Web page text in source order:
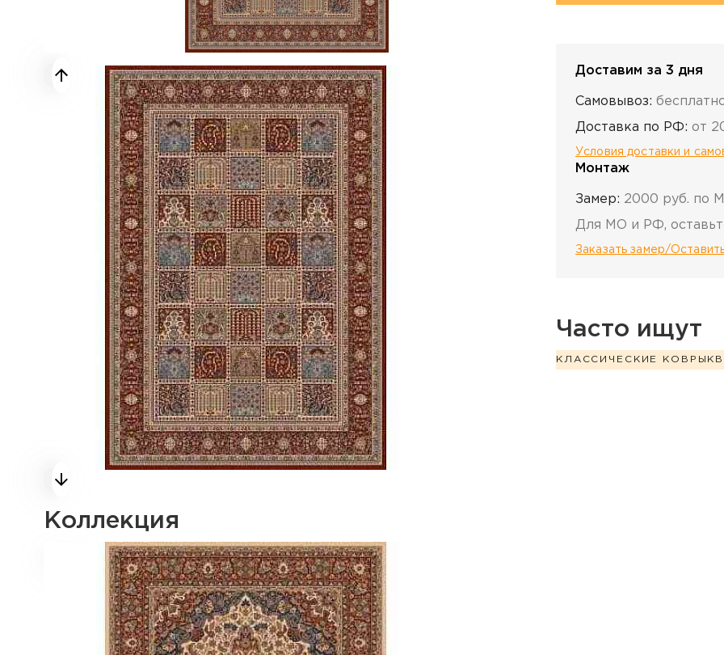
Коллекция
Доставим за 3 дня
Самовывоз:
Доставка по РФ: от
Условия доставки и
Монтаж
Замер: 2000 руб. по
Для МО и РФ,
Заказать замер/
Часто ищут
КЛАССИЧЕСКИЕ КОВРЫ